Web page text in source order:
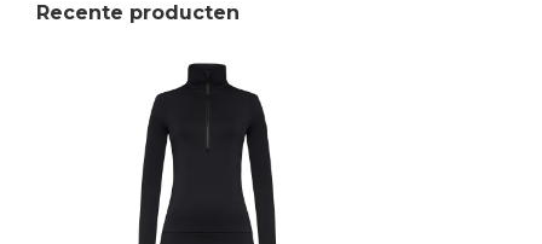
Recente producten